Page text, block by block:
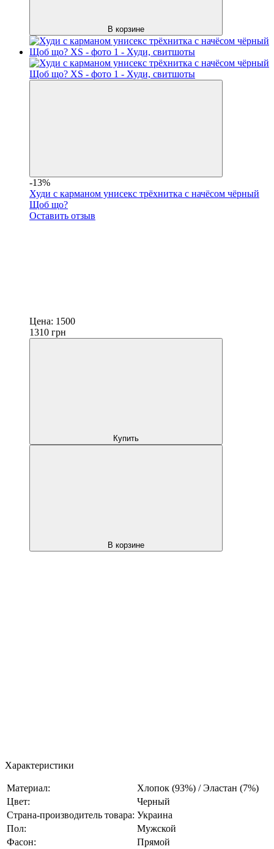
В корзине
-13%
Худи с карманом унисекс трёхнитка с начёсом чёрный
Щоб що?
Оставить отзыв
Цена: 1500
1310 грн
Купить
В корзине
Характеристики
Материал:
Хлопок (93%) / Эластан (7%)
Цвет:
Черный
Страна-производитель товара: Украина
Пол:
Мужской
Фасон:
Прямой